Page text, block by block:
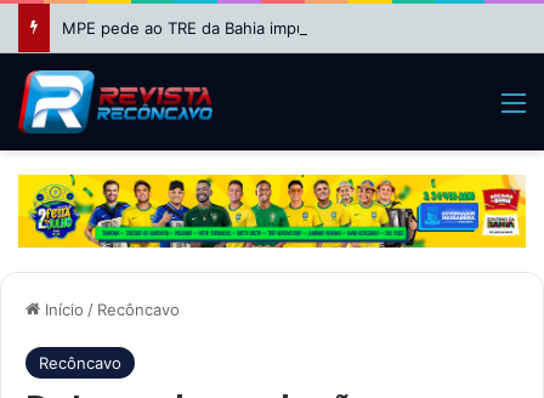
Início / Recôncavo
Recôncavo